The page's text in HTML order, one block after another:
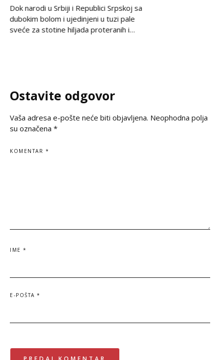
Dok narodi u Srbiji i Republici Srpskoj sa
dubokim bolom i ujedinjeni u tuzi pale
sveće za stotine hiljada proteranih i
dostojanstveno odaje počast
Ostavite odgovor
Vaša adresa e-pošte neće biti objavljena. Neophodna polja
su označena *
KOMENTAR *
IME *
E-POŠTA *